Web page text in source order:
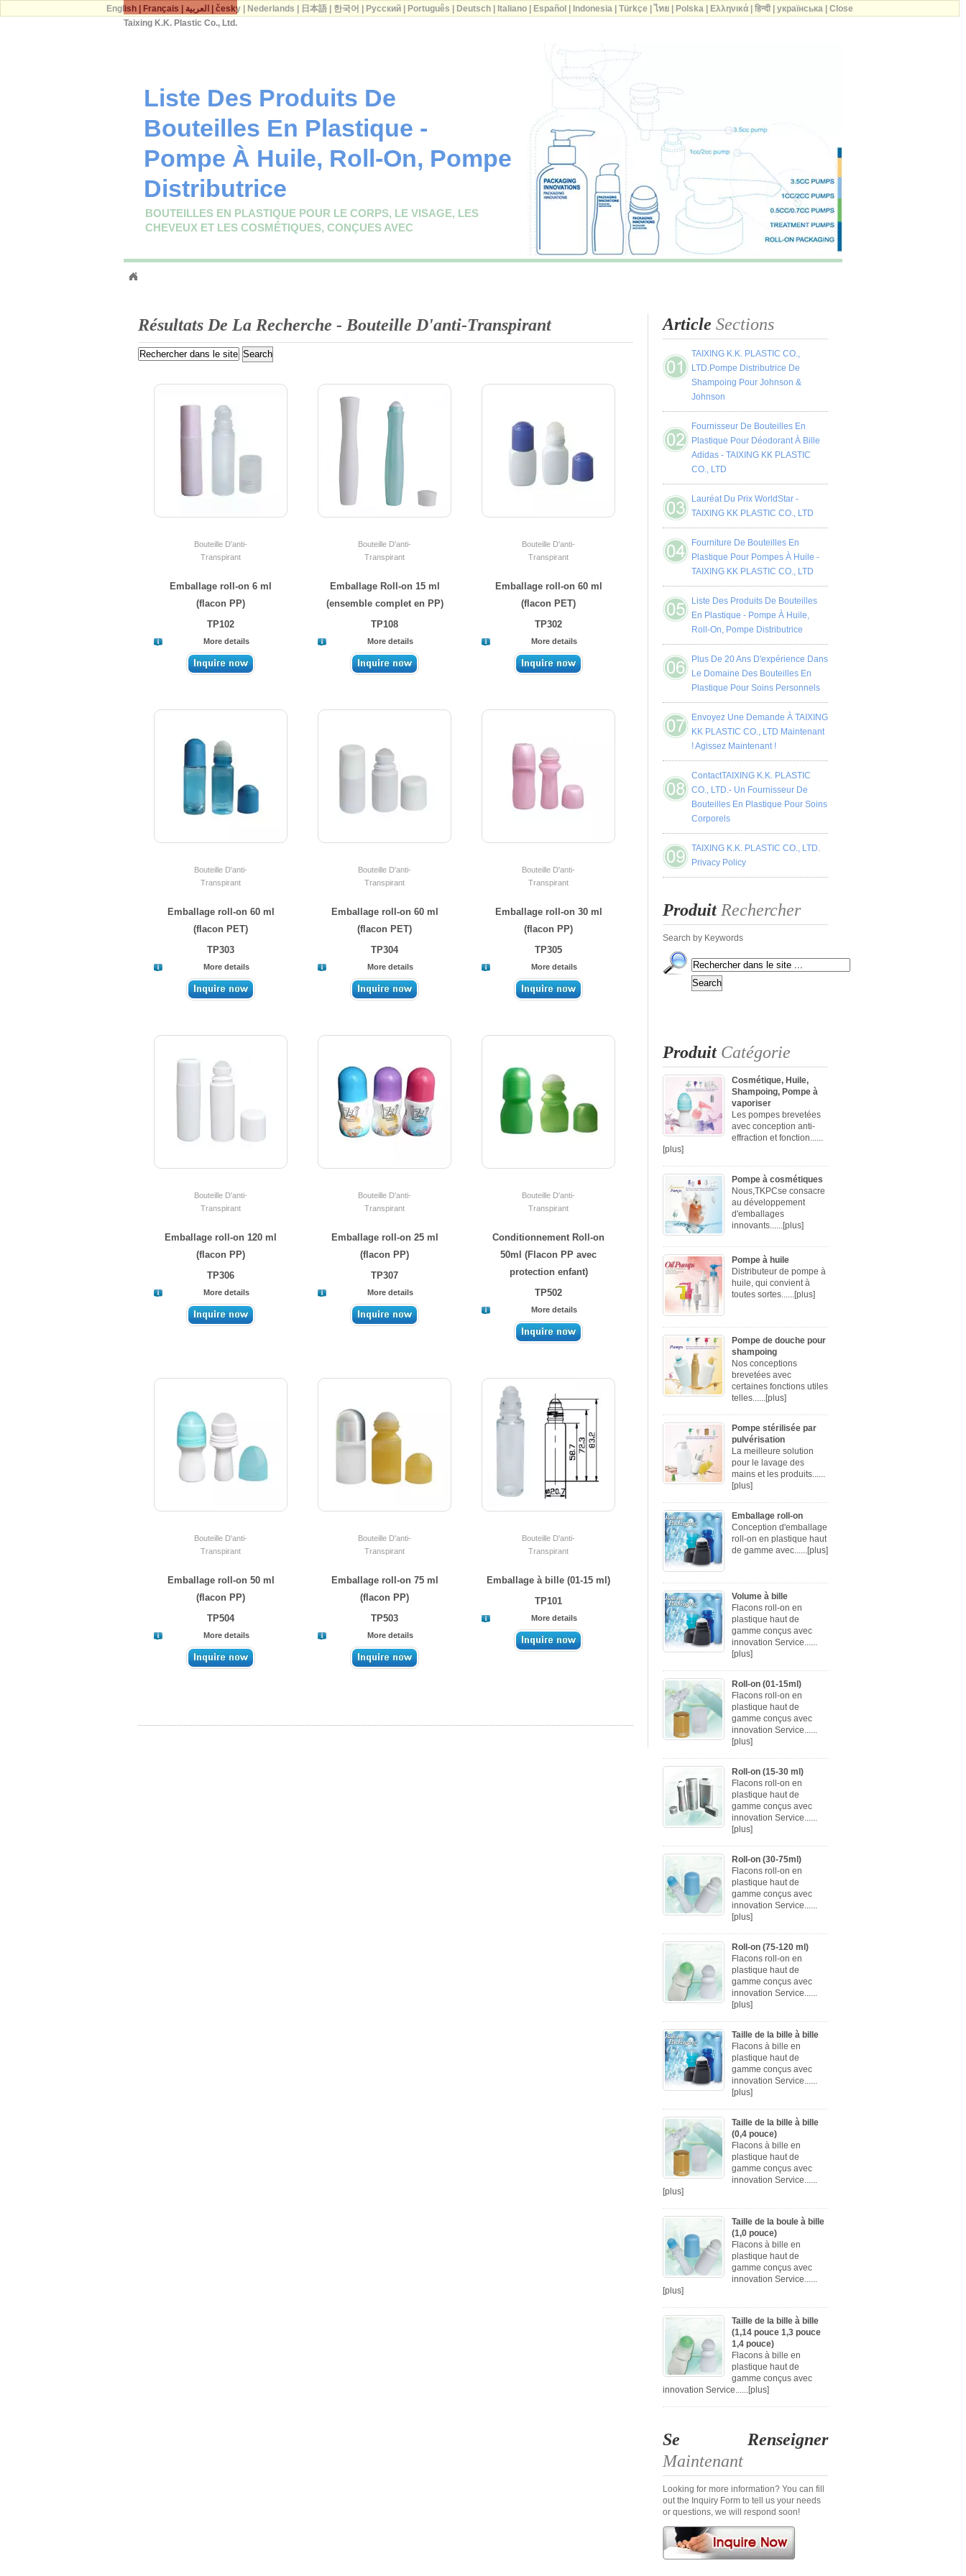
Taixing K.K. Plastic Co., Ltd.
Liste Des Produits De
Bouteilles En Plastique -
Pompe À Huile, Roll-On, Pompe
Distributrice
BOUTEILLES EN PLASTIQUE POUR LE CORPS, LE VISAGE, LES
CHEVEUX ET LES COSMÉTIQUES, CONÇUES AVEC
Résultats De La Recherche - Bouteille D'anti-Transpirant
Bouteille D'anti-
Transpirant
Emballage roll-on 6 ml
(flacon PP)
TP102
More details
Bouteille D'anti-
Transpirant
Emballage Roll-on 15 ml
(ensemble complet en PP)
TP108
More details
Bouteille D'anti-
Transpirant
Emballage roll-on 60 ml
(flacon PET)
TP302
More details
Bouteille D'anti-
Transpirant
Emballage roll-on 60 ml
(flacon PET)
TP303
More details
Bouteille D'anti-
Transpirant
Emballage roll-on 60 ml
(flacon PET)
TP304
More details
Bouteille D'anti-
Transpirant
Emballage roll-on 30 ml
(flacon PP)
TP305
More details
Bouteille D'anti-
Transpirant
Emballage roll-on 120 ml
(flacon PP)
TP306
More details
Bouteille D'anti-
Transpirant
Emballage roll-on 25 ml
(flacon PP)
TP307
More details
Bouteille D'anti-
Transpirant
Conditionnement Roll-on
50ml (Flacon PP avec
protection enfant)
TP502
More details
Bouteille D'anti-
Transpirant
Emballage roll-on 50 ml
(flacon PP)
TP504
More details
Bouteille D'anti-
Transpirant
Emballage roll-on 75 ml
(flacon PP)
TP503
More details
Bouteille D'anti-
Transpirant
Emballage à bille (01-15 ml)
TP101
More details
Article Sections
TAIXING K.K. PLASTIC CO.,
LTD.Pompe Distributrice De
Shampoing Pour Johnson &
Johnson
Fournisseur De Bouteilles En
Plastique Pour Déodorant À Bille
Adidas - TAIXING KK PLASTIC
CO., LTD
Lauréat Du Prix WorldStar -
TAIXING KK PLASTIC CO., LTD
Fourniture De Bouteilles En
Plastique Pour Pompes À Huile -
TAIXING KK PLASTIC CO., LTD
Liste Des Produits De Bouteilles
En Plastique - Pompe À Huile,
Roll-On, Pompe Distributrice
Plus De 20 Ans D'expérience Dans
Le Domaine Des Bouteilles En
Plastique Pour Soins Personnels
Envoyez Une Demande À TAIXING
KK PLASTIC CO., LTD Maintenant
! Agissez Maintenant !
ContactTAIXING K.K. PLASTIC
CO., LTD.- Un Fournisseur De
Bouteilles En Plastique Pour Soins
Corporels
TAIXING K.K. PLASTIC CO., LTD.
Privacy Policy
ProduitRechercher
Search by Keywords
ProduitCatégorie
Cosmétique, Huile,
Shampoing, Pompe à
vaporiser
Les pompes brevetées
avec conception anti-
effraction et fonction......
[plus]
Pompe à cosmétiques
Nous,TKPCse consacre
au développement
d'emballages
innovants......[plus]
Pompe à huile
Distributeur de pompe à
huile, qui convient à
toutes sortes......[plus]
Pompe de douche pour
shampoing
Nos conceptions
brevetées avec
certaines fonctions utiles
telles......[plus]
Pompe stérilisée par
pulvérisation
La meilleure solution
pour le lavage des
mains et les produits......
[plus]
Emballage roll-on
Conception d'emballage
roll-on en plastique haut
de gamme avec......[plus]
Volume à bille
Flacons roll-on en
plastique haut de
gamme conçus avec
innovation Service......
[plus]
Roll-on (01-15ml)
Flacons roll-on en
plastique haut de
gamme conçus avec
innovation Service......
[plus]
Roll-on (15-30 ml)
Flacons roll-on en
plastique haut de
gamme conçus avec
innovation Service......
[plus]
Roll-on (30-75ml)
Flacons roll-on en
plastique haut de
gamme conçus avec
innovation Service......
[plus]
Roll-on (75-120 ml)
Flacons roll-on en
plastique haut de
gamme conçus avec
innovation Service......
[plus]
Taille de la bille à bille
Flacons à bille en
plastique haut de
gamme conçus avec
innovation Service......
[plus]
Taille de la bille à bille
(0,4 pouce)
Flacons à bille en
plastique haut de
gamme conçus avec
innovation Service......
[plus]
Taille de la boule à bille
(1,0 pouce)
Flacons à bille en
plastique haut de
gamme conçus avec
innovation Service......
[plus]
Taille de la bille à bille
(1,14 pouce 1,3 pouce
1,4 pouce)
Flacons à bille en
plastique haut de
gamme conçus avec
innovation Service......[plus]
Se Renseigner
Maintenant
Looking for more information? You can fill
out the Inquiry Form to tell us your needs
or questions, we will respond soon!
English| Français العربية česky| Nederlands 日本語| 한국어 Русский| Português Deutsch| Italiano| Español Indonesia| Türkçe ไทย| Polska| Ελληνικά| हिन्दी| українська| Close